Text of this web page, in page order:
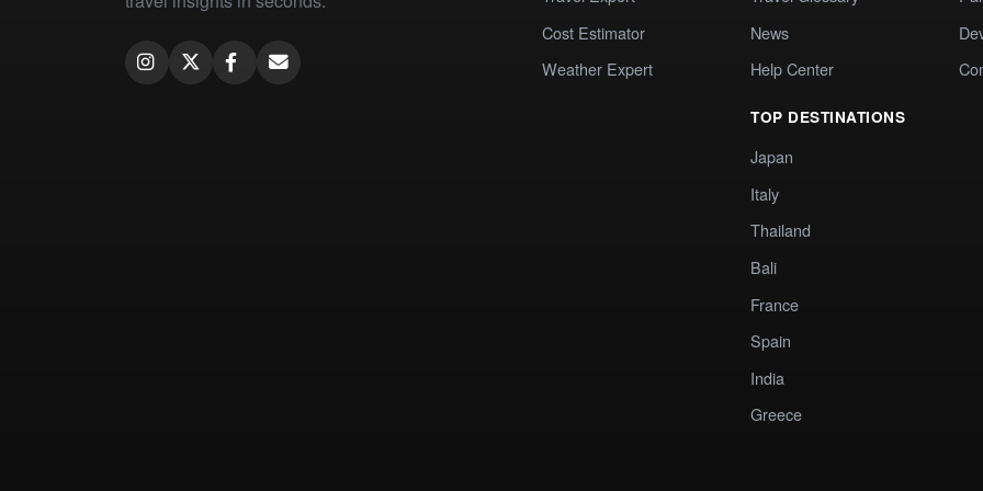
Cost Estimator
Weather Expert
News
Help Center
TOP DESTINATIONS
Japan
Italy
Thailand
Bali
France
Spain
India
Greece